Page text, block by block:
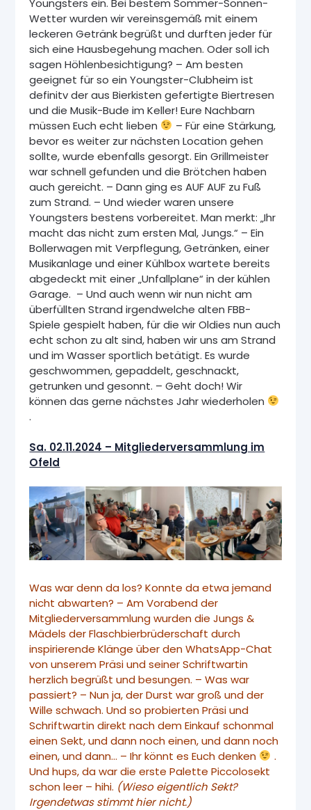
Youngsters ein. Bei bestem Sommer-Sonnen-
Wetter wurden wir vereinsgemäß mit einem
leckeren Getränk begrüßt und durften jeder für
sich eine Hausbegehung machen. Oder soll ich
sagen Höhlenbesichtigung? – Am besten
geeignet für so ein Youngster-Clubheim ist
definitv der aus Bierkisten gefertigte Biertresen
und die Musik-Bude im Keller! Eure Nachbarn
müssen Euch echt lieben
– Für eine Stärkung,
bevor es weiter zur nächsten Location gehen
sollte, wurde ebenfalls gesorgt. Ein Grillmeister
war schnell gefunden und die Brötchen haben
auch gereicht. – Dann ging es AUF AUF zu Fuß
zum Strand. – Und wieder waren unsere
Youngsters bestens vorbereitet. Man merkt: „Ihr
macht das nicht zum ersten Mal, Jungs.“ – Ein
Bollerwagen mit Verpflegung, Getränken, einer
Musikanlage und einer Kühlbox wartete bereits
abgedeckt mit einer „Unfallplane“ in der kühlen
Garage. – Und auch wenn wir nun nicht am
überfüllten Strand irgendwelche alten FBB-
Spiele gespielt haben, für die wir Oldies nun auch
echt schon zu alt sind, haben wir uns am Strand
und im Wasser sportlich betätigt. Es wurde
geschwommen, gepaddelt, geschnackt,
getrunken und gesonnt. – Geht doch! Wir
können das gerne nächstes Jahr wiederholen
.
Sa. 02.11.2024 – Mitgliederversammlung im
Ofeld
Was war denn da los? Konnte da etwa jemand
nicht abwarten? – Am Vorabend der
Mitgliederversammlung wurden die Jungs &
Mädels der Flaschbierbrüderschaft durch
inspirierende Klänge über den WhatsApp-Chat
von unserem Präsi und seiner Schriftwartin
herzlich begrüßt und besungen. – Was war
passiert? – Nun ja, der Durst war groß und der
Wille schwach. Und so probierten Präsi und
Schriftwartin direkt nach dem Einkauf schonmal
einen Sekt, und dann noch einen, und dann noch
einen, und dann… – Ihr könnt es Euch denken
.
Und hups, da war die erste Palette Piccolosekt
schon leer – hihi. (Wieso eigentlich Sekt?
Irgendetwas stimmt hier nicht.)